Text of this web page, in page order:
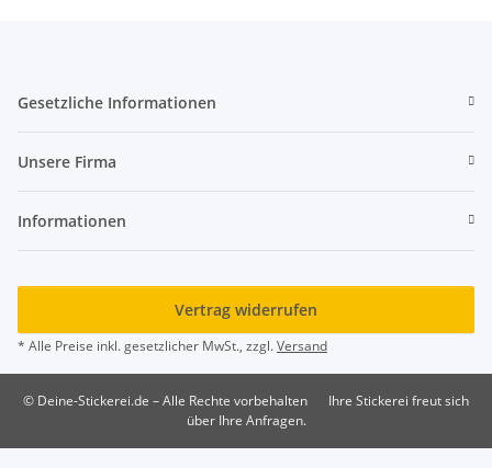
Gesetzliche Informationen
Unsere Firma
Informationen
Vertrag widerrufen
* Alle Preise inkl. gesetzlicher MwSt., zzgl.Versand
© Deine-Stickerei.de – Alle Rechte vorbehalten
Ihre Stickerei freut sich
über Ihre Anfragen.